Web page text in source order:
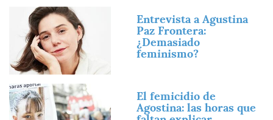
Imagen
Entrevista a Agustina
Paz Frontera:
¿Demasiado
feminismo?
Imagen
El femicidio de
Agostina: las horas que